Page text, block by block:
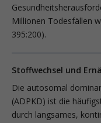
Millionen Todesfällen
395:200).
Stoffwechsel und
Die autosomal
(ADPKD) ist die
durch langsames,